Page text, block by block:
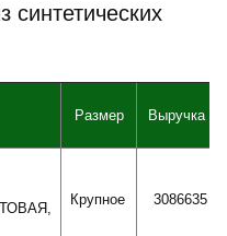
синтетических
Размер Выручка
Крупное 3086635